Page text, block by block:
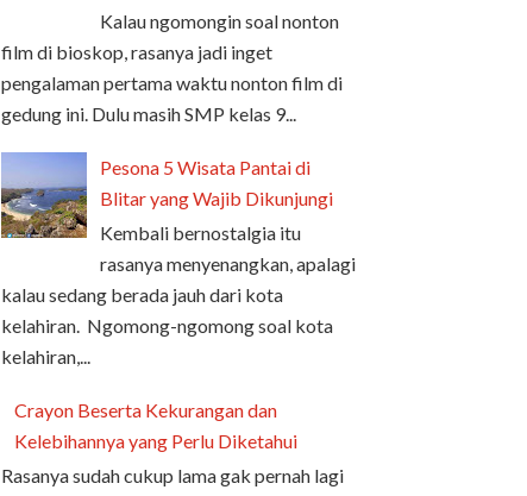
Kalau ngomongin soal nonton
film di bioskop, rasanya jadi inget
pengalaman pertama waktu nonton film di
gedung ini. Dulu masih SMP kelas 9...
Pesona 5 Wisata Pantai di
Blitar yang Wajib Dikunjungi
Kembali bernostalgia itu
rasanya menyenangkan, apalagi
kalau sedang berada jauh dari kota
kelahiran. Ngomong-ngomong soal kota
kelahiran,...
Crayon Beserta Kekurangan dan
Kelebihannya yang Perlu Diketahui
Rasanya sudah cukup lama gak pernah lagi